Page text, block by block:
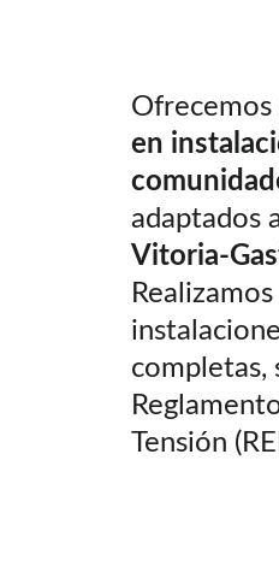
Ofrecemos
en
adaptados
Vitoria-
completas,
Tensión